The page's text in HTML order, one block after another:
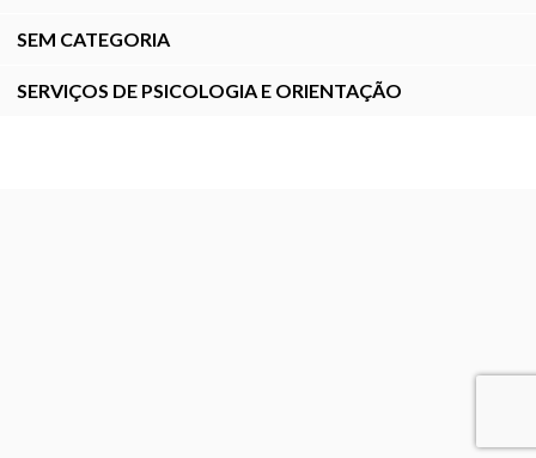
SEM CATEGORIA
SERVIÇOS DE PSICOLOGIA E ORIENTAÇÃO